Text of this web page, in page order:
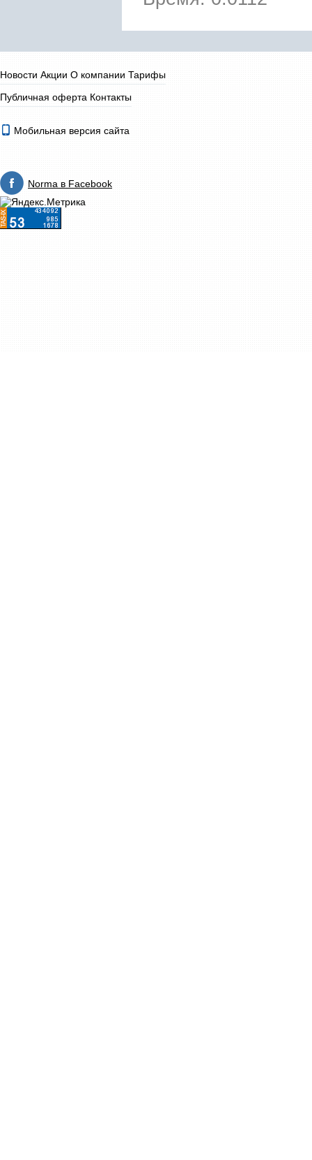
Новости Акции О компании Тарифы
Публичная оферта Контакты
Мобильная версия сайта
Norma в Facebook